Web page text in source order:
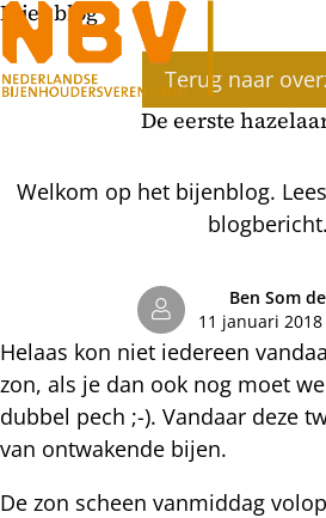
Bijenblog
Terug naar
De eerste
Welkom op het bijenblog.
blogbericht.
Ben Som
11 januari
Helaas kon niet iedereen
zon, als je dan ook nog moet
dubbel pech ;-). Vandaar deze
van ontwakende bijen.
De zon scheen vanmiddag